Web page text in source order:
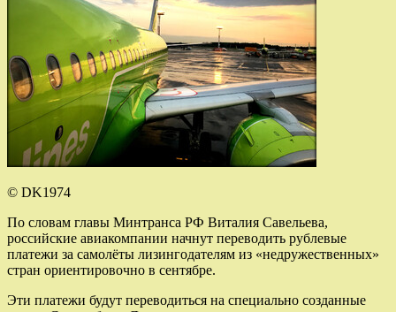
© DK1974
По словам главы Минтранса РФ Виталия Савельева,
российские авиакомпании начнут переводить рублевые
платежи за самолёты лизингодателям из «недружественных»
стран ориентировочно в сентябре.
Эти платежи будут переводиться на специально созданные